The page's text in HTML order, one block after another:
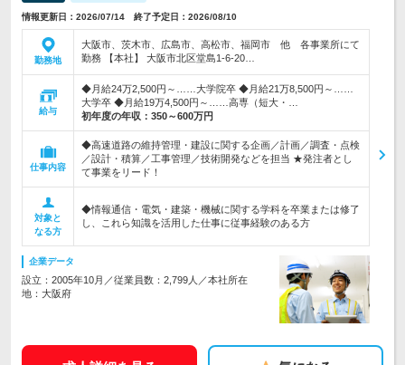
情報更新日：2026/07/14 終了予定日：2026/08/10
勤務地
大阪市、茨木市、広島市、高松市、福岡市 他 各事業所にて
勤務 【本社】 大阪市北区堂島1-6-20…
給与
◆月給24万2,500円～……大学院卒 ◆月給21万8,500円～……
大学卒 ◆月給19万4,500円～……高専（短大・…
初年度の年収： 350～600万円
仕事内容
◆高速道路の維持管理・建設に関する企画／計画／調査・点検
／設計・積算／工事管理／技術開発などを担当 ★発注者とし
て事業をリード！
対象と
なる方
◆情報通信・電気・建築・機械に関する学科を卒業または修了
し、これら知識を活用した仕事に従事経験のある方
企業データ
設立：2005年10月／従業員数：2,799人／本社所在
地：大阪府